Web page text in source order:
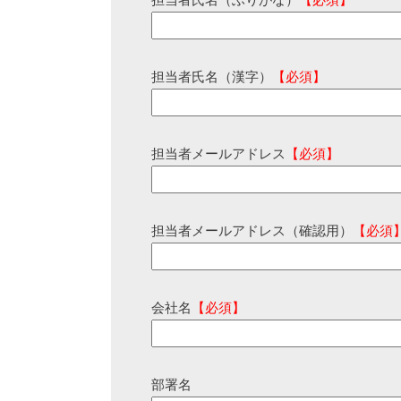
担当者氏名（漢字） 【必須】
担当者メールアドレス 【必須】
担当者メールアドレス（確認用） 【必須
会社名 【必須】
部署名